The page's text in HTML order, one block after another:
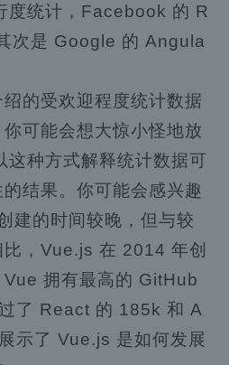
度统计，Facebook 的 R
次是 Google 的 Angula
的受欢迎程度统计数据
可能会想大惊小怪地放
种方式解释统计数据可
结果。你可能会感兴趣
建的时间较晚，但与较
，Vue.js 在 2014 年创
拥有最高的 GitHub
了 React 的 185k 和 A
示了 Vue.js 是如何发展